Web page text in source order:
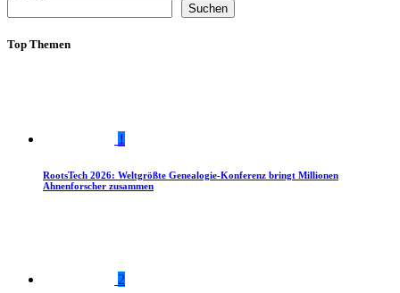
Suchen
Top Themen
1
RootsTech 2026: Weltgrößte Genealogie-Konferenz bringt Millionen
Ahnenforscher zusammen
2